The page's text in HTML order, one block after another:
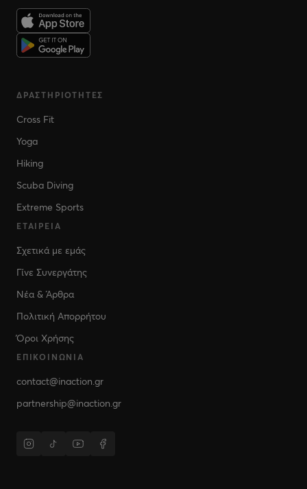
ΔΡΑΣΤΗΡΙΌΤΗΤΕΣ
Cross Fit
Yoga
Hiking
Scuba Diving
Extreme Sports
ΕΤΑΙΡΕΊΑ
Σχετικά με εμάς
Γίνε Συνεργάτης
Νέα & Άρθρα
Πολιτική Απορρήτου
Όροι Χρήσης
ΕΠΙΚΟΙΝΩΝΊΑ
contact@inaction.gr
partnership@inaction.gr